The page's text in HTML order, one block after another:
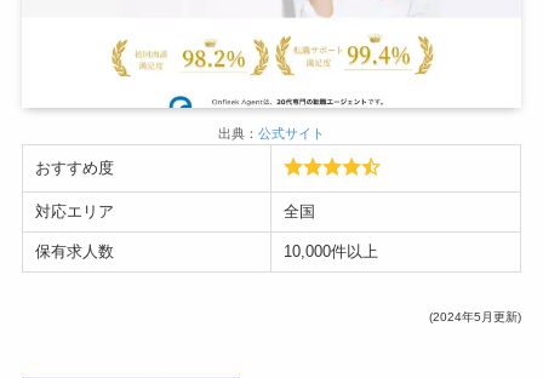
出典： 公式サイト
おすすめ度
対応エリア 全国
保有求人数 10,000件以上
(2024年5月更新)